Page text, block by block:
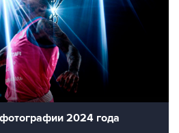
2024 года